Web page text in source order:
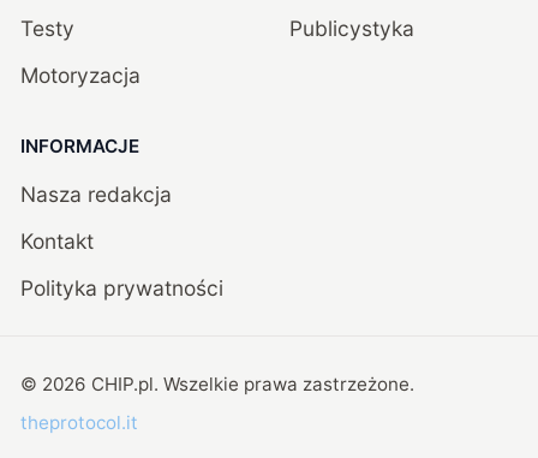
Testy
Motoryzacja
Publicystyka
INFORMACJE
Nasza redakcja
Kontakt
Polityka prywatności
© 2026 CHIP.pl. Wszelkie prawa zastrzeżone.
theprotocol.it